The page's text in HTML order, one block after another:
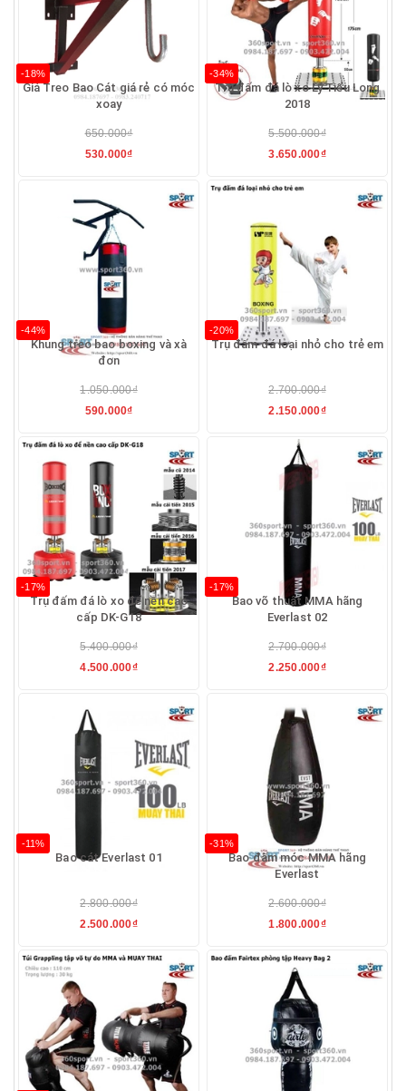
-18%
Giá Treo Bao Cát giá rẻ có móc
xoay
650.000₫
530.000₫
-34%
Trụ đấm đá lò xo Lý Tiểu Long
2018
5.500.000₫
3.650.000₫
-44%
Khung treo bao boxing và xà
đơn
1.050.000₫
590.000₫
-20%
Trụ đấm đá loại nhỏ cho trẻ em
2.700.000₫
2.150.000₫
-17%
Trụ đấm đá lò xo để nền cao
cấp DK-G18
5.400.000₫
4.500.000₫
-17%
Bao võ thuật MMA hãng
Everlast 02
2.700.000₫
2.250.000₫
-11%
Bao cát Everlast 01
2.800.000₫
2.500.000₫
-31%
Bao đấm móc MMA hãng
Everlast
2.600.000₫
1.800.000₫